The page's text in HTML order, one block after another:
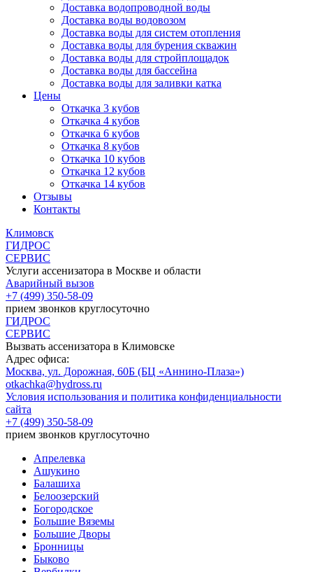
Доставка водопроводной воды
Доставка воды водовозом
Доставка воды для систем отопления
Доставка воды для бурения скважин
Доставка воды для стройплощадок
Доставка воды для бассейна
Доставка воды для заливки катка
Цены
Откачка 3 кубов
Откачка 4 кубов
Откачка 6 кубов
Откачка 8 кубов
Откачка 10 кубов
Откачка 12 кубов
Откачка 14 кубов
Отзывы
Контакты
Климовск
ГИДРОС
СЕРВИС
Услуги ассенизатора в Москве и области
Аварийный вызов
+7 (499) 350-58-09
прием звонков круглосуточно
ГИДРОС
СЕРВИС
Вызвать ассенизатора в Климовске
Адрес офиса:
Москва, ул. Дорожная, 60Б (БЦ «Аннино-Плаза»)
otkachka@hydross.ru
Условия использования и политика конфиденциальности
сайта
+7 (499) 350-58-09
прием звонков круглосуточно
Апрелевка
Ашукино
Балашиха
Белоозерский
Богородское
Большие Вяземы
Большие Дворы
Бронницы
Быково